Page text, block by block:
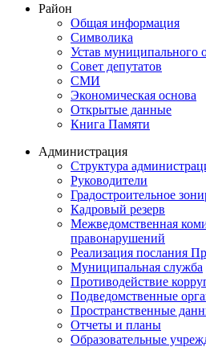
Район
Общая информация
Символика
Устав муниципального
Совет депутатов
СМИ
Экономическая основа
Открытые данные
Книга Памяти
Администрация
Структура
Руководители
Градостроительное
Кадровый резерв
Межведомственная
правонарушений
Реализация послания
Муниципальная служба
Противодействие
Подведомственные
Пространственные
Отчеты и планы
Образовательные